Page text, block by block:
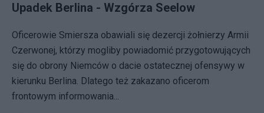
Upadek Berlina - Wzgórza Seelow
Oficerowie Smiersza obawiali się dezercji żołnierzy Armii
Czerwonej, którzy mogliby powiadomić przygotowujących
się do obrony Niemców o dacie ostatecznej ofensywy w
kierunku Berlina. Dlatego też zakazano oficerom
frontowym informowania...